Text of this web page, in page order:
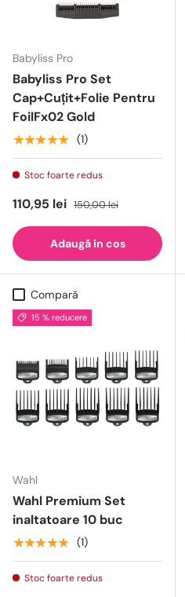
Babyliss Pro
Babyliss Pro Set
Cap+Cuțit+Folie Pentru
FoilFx02 Gold
★★★★★ (1)
Stoc foarte redus
110,95 lei 150,00 lei
Adaugă in cos
Compară
15 % reducere
Wahl
Wahl Premium Set
inaltatoare 10 buc
★★★★★ (1)
Stoc foarte redus